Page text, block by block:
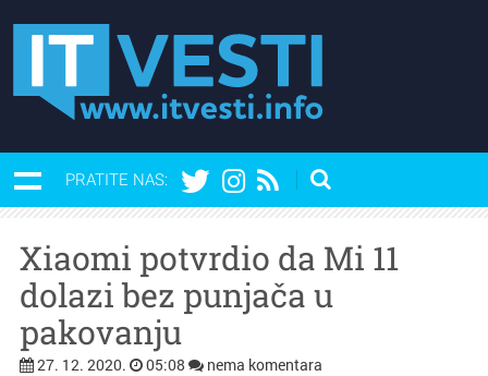
PRATITE NAS:
Xiaomi potvrdio da Mi 11
dolazi bez punjača u
pakovanju
27. 12. 2020. 05:08 nema komentara